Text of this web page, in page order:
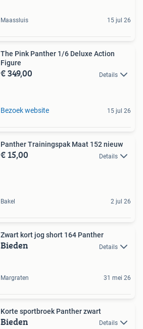
Maassluis 15 jul 26
The Pink Panther 1/6 Deluxe Action
Figure
€ 349,00 Details
Bezoek website 15 jul 26
Panther Trainingspak Maat 152 nieuw
€ 15,00 Details
Bakel 2 jul 26
Zwart kort jog short 164 Panther
Bieden Details
Margraten 31 mei 26
Korte sportbroek Panther zwart
Bieden Details